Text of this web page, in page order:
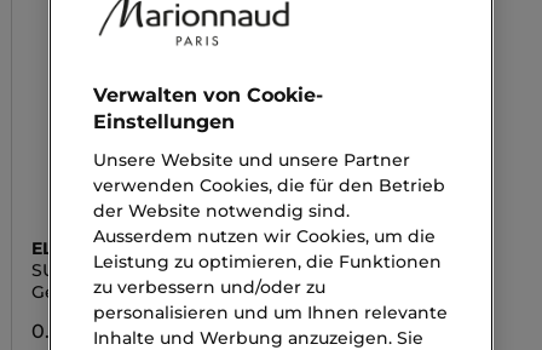
ELEMIS
SUPERFOOD VITAL
VEGGIE MASK
Gesichtsmaske
0.00 CHF
Verwalten von Cookie-
Einstellungen
Unsere Website und unsere Partner
verwenden Cookies, die für den Betrieb
der Website notwendig sind.
Ausserdem nutzen wir Cookies, um die
Leistung zu optimieren, die Funktionen
zu verbessern und/oder zu
personalisieren und um Ihnen relevante
Inhalte und Werbung anzuzeigen. Sie